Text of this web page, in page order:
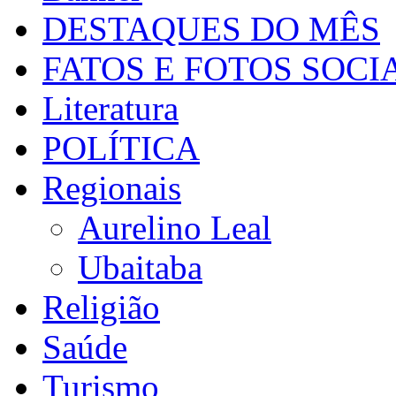
DESTAQUES DO MÊS
FATOS E FOTOS
Literatura
POLÍTICA
Regionais
Aurelino Leal
Ubaitaba
Religião
Saúde
Turismo